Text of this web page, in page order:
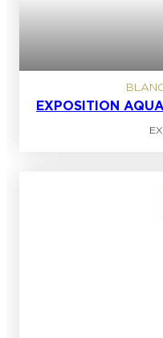
EXPOSITION